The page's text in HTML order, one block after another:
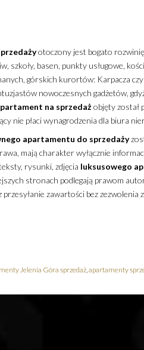
otoczony jest bogato
szkoły, basen, punkty usługowe,
górskich kurortów: Karpacza
nowoczesnych gadżetów,
na sprzedażobjęty został
nie płaci wynagrodzenia dla biura
apartamentu do sprzedaży
mają charakter wyłącznie
rysunki, zdjęcia luksusowego
stronach podlegają prawom
zawartości bez
Jelenia Góra sprzedaż,apartamenty